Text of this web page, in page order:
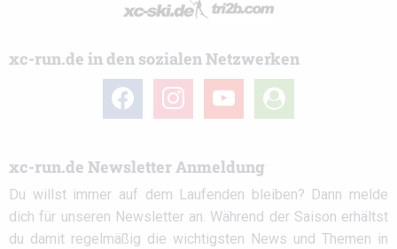
xc-run.de in den sozialen Netzwerken
facebook instagramyoutube
user-
circle
xc-run.de Newsletter Anmeldung
Du willst immer auf dem Laufenden bleiben? Dann melde
dich für unseren Newsletter an. Während der Saison erhältst
du damit regelmäßig die wichtigsten News und Themen in